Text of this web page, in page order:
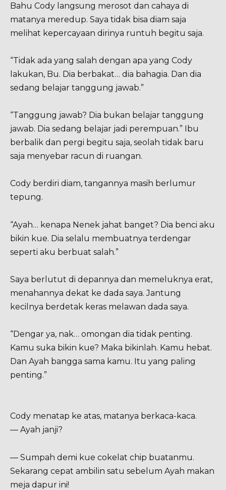
Bahu Cody langsung merosot dan cahaya di
matanya meredup. Saya tidak bisa diam saja
melihat kepercayaan dirinya runtuh begitu saja.
“Tidak ada yang salah dengan apa yang Cody
lakukan, Bu. Dia berbakat… dia bahagia. Dan dia
sedang belajar tanggung jawab.”
“Tanggung jawab? Dia bukan belajar tanggung
jawab. Dia sedang belajar jadi perempuan.” Ibu
berbalik dan pergi begitu saja, seolah tidak baru
saja menyebar racun di ruangan.
Cody berdiri diam, tangannya masih berlumur
tepung.
“Ayah… kenapa Nenek jahat banget? Dia benci aku
bikin kue. Dia selalu membuatnya terdengar
seperti aku berbuat salah.”
Saya berlutut di depannya dan memeluknya erat,
menahannya dekat ke dada saya. Jantung
kecilnya berdetak keras melawan dada saya.
“Dengar ya, nak… omongan dia tidak penting.
Kamu suka bikin kue? Maka bikinlah. Kamu hebat.
Dan Ayah bangga sama kamu. Itu yang paling
penting.”
Cody menatap ke atas, matanya berkaca-kaca.
— Ayah janji?
— Sumpah demi kue cokelat chip buatanmu.
Sekarang cepat ambilin satu sebelum Ayah makan
meja dapur ini!